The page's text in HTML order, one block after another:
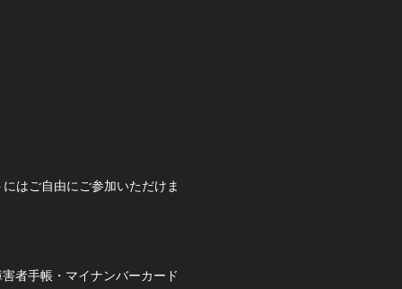
はご自由にご参加いただけま
者手帳・マイナンバーカード